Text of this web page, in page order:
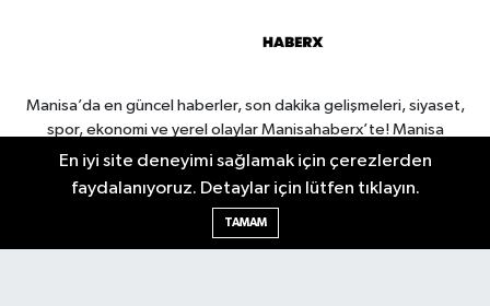
Manisa’da en güncel haberler, son dakika gelişmeleri, siyaset,
spor, ekonomi ve yerel olaylar Manisahaberx’te! Manisa
haberlerini anbean takip edin.
Manisa Nöbetçi Eczaneler
En iyi site deneyimi sağlamak için çerezlerden
faydalanıyoruz. Detaylar için lütfen tıklayın.
TAMAM